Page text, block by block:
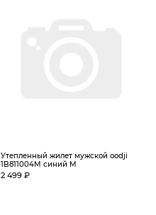
Утепленный жилет мужской oodji
1B811004M синий M
2 499 ₽